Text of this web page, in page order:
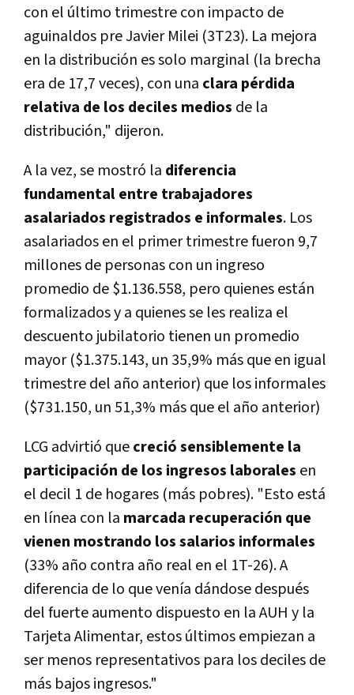
con el último trimestre con impacto de
aguinaldos pre Javier Milei (3T23). La mejora
en la distribución es solo marginal (la brecha
era de 17,7 veces), con una clara pérdida
relativa de los deciles medios de la
distribución," dijeron.
A la vez, se mostró la diferencia
fundamental entre trabajadores
asalariados registrados e informales. Los
asalariados en el primer trimestre fueron 9,7
millones de personas con un ingreso
promedio de $1.136.558, pero quienes están
formalizados y a quienes se les realiza el
descuento jubilatorio tienen un promedio
mayor ($1.375.143, un 35,9% más que en igual
trimestre del año anterior) que los informales
($731.150, un 51,3% más que el año anterior)
LCG advirtió quecreció sensiblemente la
participación de los ingresos laborales en
el decil 1 de hogares (más pobres). "Esto está
en línea con la marcada recuperación que
vienen mostrando los salarios informales
(33% año contra año real en el 1T-26). A
diferencia de lo que venía dándose después
del fuerte aumento dispuesto en la AUH y la
Tarjeta Alimentar, estos últimos empiezan a
ser menos representativos para los deciles de
más bajos ingresos."